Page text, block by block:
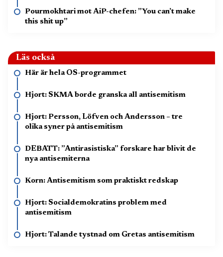
Pourmokhtari mot AiP-chefen: ”You can’t make
this shit up”
Läs också
Här är hela OS-programmet
Hjort: SKMA borde granska all antisemitism
Hjort: Persson, Löfven och Andersson – tre
olika syner på antisemitism
DEBATT: ”Antirasistiska” forskare har blivit de
nya antisemiterna
Korn: Antisemitism som praktiskt redskap
Hjort: Socialdemokratins problem med
antisemitism
Hjort: Talande tystnad om Gretas antisemitism